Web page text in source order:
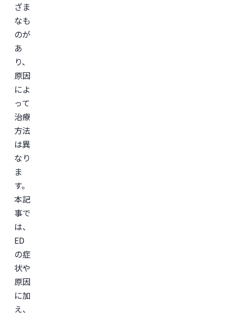
ざま
なも
のが
あ
り、
原因
によ
って
治療
方法
は異
なり
ま
す。
本記
事で
は、
ED
の症
状や
原因
に加
え、